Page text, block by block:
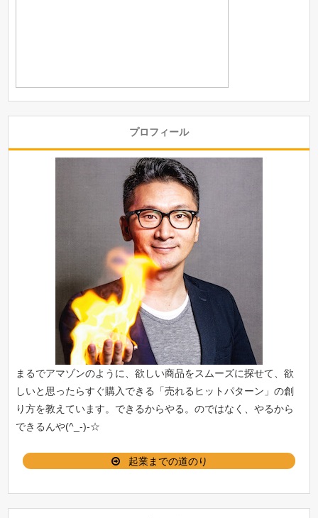
プロフィール
まるでアマゾンのように、欲しい商品をスムーズに探せて、欲
しいと思ったらすぐ購入できる「売れるヒットパターン 」の創
り方を教えています。できるからやる。のではなく、やるから
できるんや(^_-)-☆
起業までの道のり